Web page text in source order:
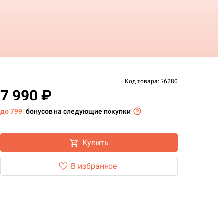
Код товара: 76280
7 990 ₽
до 799 бонусов на следующие покупки
Купить
В избранное